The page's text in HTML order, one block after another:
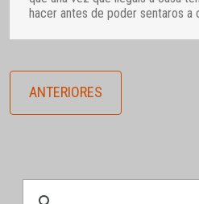
hacer antes de poder sentaros a
ANTERIORES